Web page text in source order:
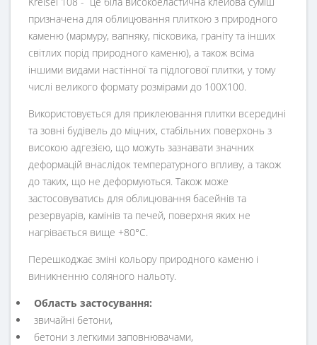
призначена для облицювання плиткою з природного
каменю (мармуру, вапняку, пісковика, граніту та інших
світлих порід природного каменю), а також всіма
іншими видами настінної та підлогової плитки, у тому
числі великого формату розмірами до 100Х100.
Використовується для приклеювання плитки всередині
та зовні будівель до міцних, стабільних поверхонь з
високою адгезією, що можуть зазнавати значних
деформацій внаслідок температурного впливу, а також
до таких, що не деформуються. Також може
застосовуватись для облицювання басейнів та
резервуарів, камінів та печей, поверхня яких не
нагрівається вище +80°С.
Перешкоджає зміні кольору природного каменю і
виникненню соляного нальоту.
Область застосування:
звичайні бетони,
бетони з легкими заповнювачами,